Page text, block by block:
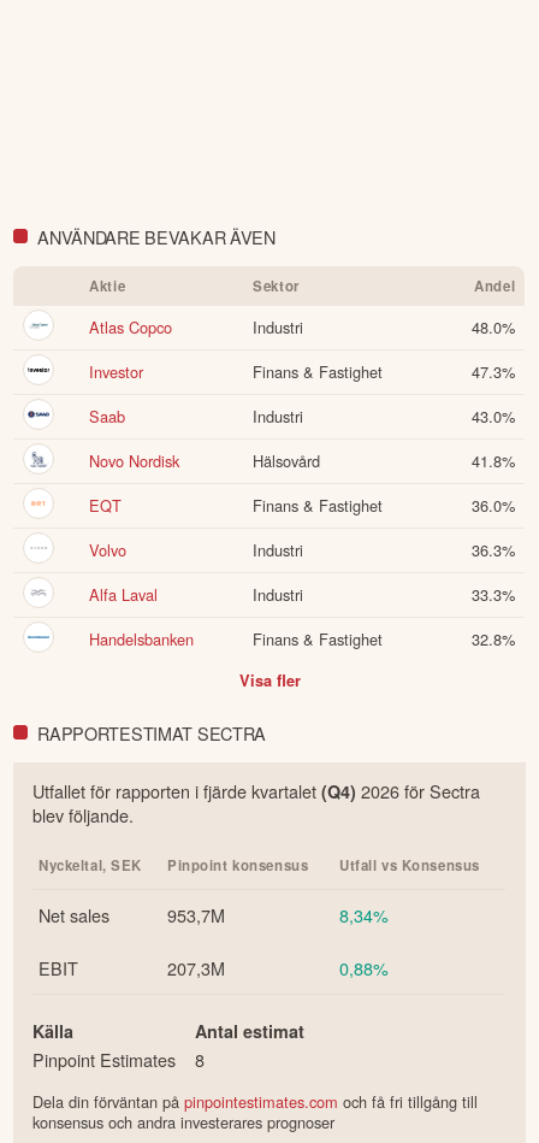
ANVÄNDARE BEVAKAR ÄVEN
Aktie Sektor Andel
Atlas Copco Industri 48.0%
Investor
Finans & Fastighet 47.3%
Saab
Industri 43.0%
Novo Nordisk
Hälsovård 41.8%
EQT
Finans & Fastighet 36.0%
Volvo
Industri 36.3%
Alfa Laval
Industri 33.3%
Handelsbanken
Finans & Fastighet 32.8%
Visa fler
RAPPORTESTIMAT SECTRA
Utfallet för rapporten ifjärdekvartalet(Q4) 2026förSectra
blev följande.
Nyckeltal,SEK Pinpoint konsensus Utfall vs Konsensus
Net sales 953,7M 8,34%
EBIT 207,3M 0,88%
Källa
Pinpoint Estimates
Antal estimat
8
Dela din förväntan påpinpointestimates.com och få fri tillgång till
konsensus och andra investerares prognoser